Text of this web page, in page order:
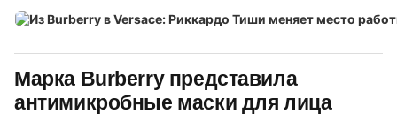
Марка Burberry представила
антимикробные маски для лица